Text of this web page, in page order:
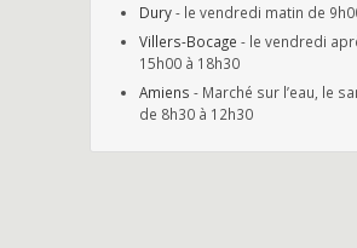
Dury- le vendredi matin de
Villers-Bocage - le vendredi
15h00 à 18h30
Amiens - Marché sur l’eau, le
de 8h30 à 12h30